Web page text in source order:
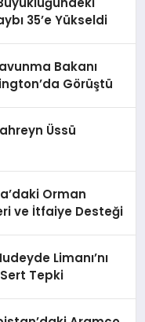
35’e Yükseldi
Bakanı
Görüştü
Üssü
Orman
ve İtfaiye Desteği
Limanı’nı
Tepki